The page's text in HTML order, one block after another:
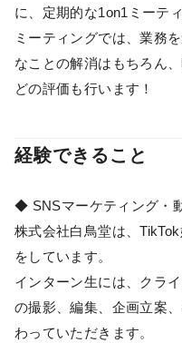
に、定期的な1on1ミーテ
ミーティングでは、業務
なことの解消はもちろん
どの評価も行います！
経験できること
◆ SNSマーケティング・
株式会社白鳥堂は、
をしています。
インターン生には、クラ
の撮影、編集、企画立案
わっていただきます。